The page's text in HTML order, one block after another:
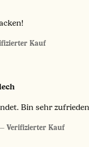
Kauf
Bin sehr
Verifizierter Kauf